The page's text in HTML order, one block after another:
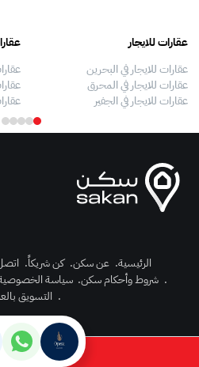
عقارات للايجار
عقارات للايجار في البحرين
عقارات للايجار في المحرق
عقارات للايجار في الجفير
الرئيسية. عن سكن. كن شريكاً.
. شروط وأحكام سكن. سياسة
. التسويق